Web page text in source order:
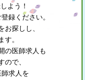
よう！
録ください。
探しし、
す。
の医師求人も
ので、
求人を